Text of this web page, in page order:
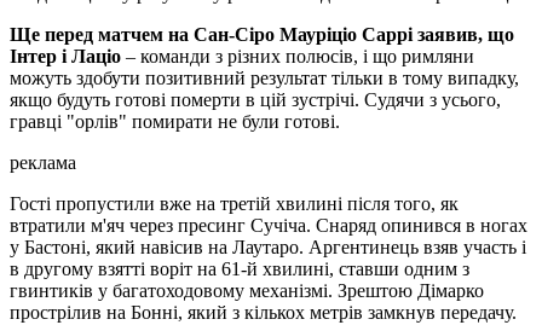
Ще перед матчем на Сан-Сіро Мауріціо Саррі заявив, що
Інтер і Лаціо – команди з різних полюсів, і що римляни
можуть здобути позитивний результат тільки в тому випадку,
якщо будуть готові померти в цій зустрічі. Судячи з усього,
гравці "орлів" помирати не були готові.
реклама
Гості пропустили вже на третій хвилині після того, як
втратили м'яч через пресинг Сучіча. Снаряд опинився в ногах
у Бастоні, який навісив на Лаутаро. Аргентинець взяв участь і
в другому взятті воріт на 61-й хвилині, ставши одним з
гвинтиків у багатоходовому механізмі. Зрештою Дімарко
прострілив на Бонні, який з кількох метрів замкнув передачу.